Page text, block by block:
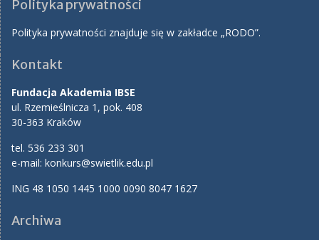
Polityka prywatności
Polityka prywatności znajduje się w zakładce „RODO”.
Kontakt
Fundacja Akademia IBSE
ul. Rzemieślnicza 1, pok. 408
30-363 Kraków
tel. 536 233 301
e-mail: konkurs@swietlik.edu.pl
ING 48 1050 1445 1000 0090 8047 1627
Archiwa